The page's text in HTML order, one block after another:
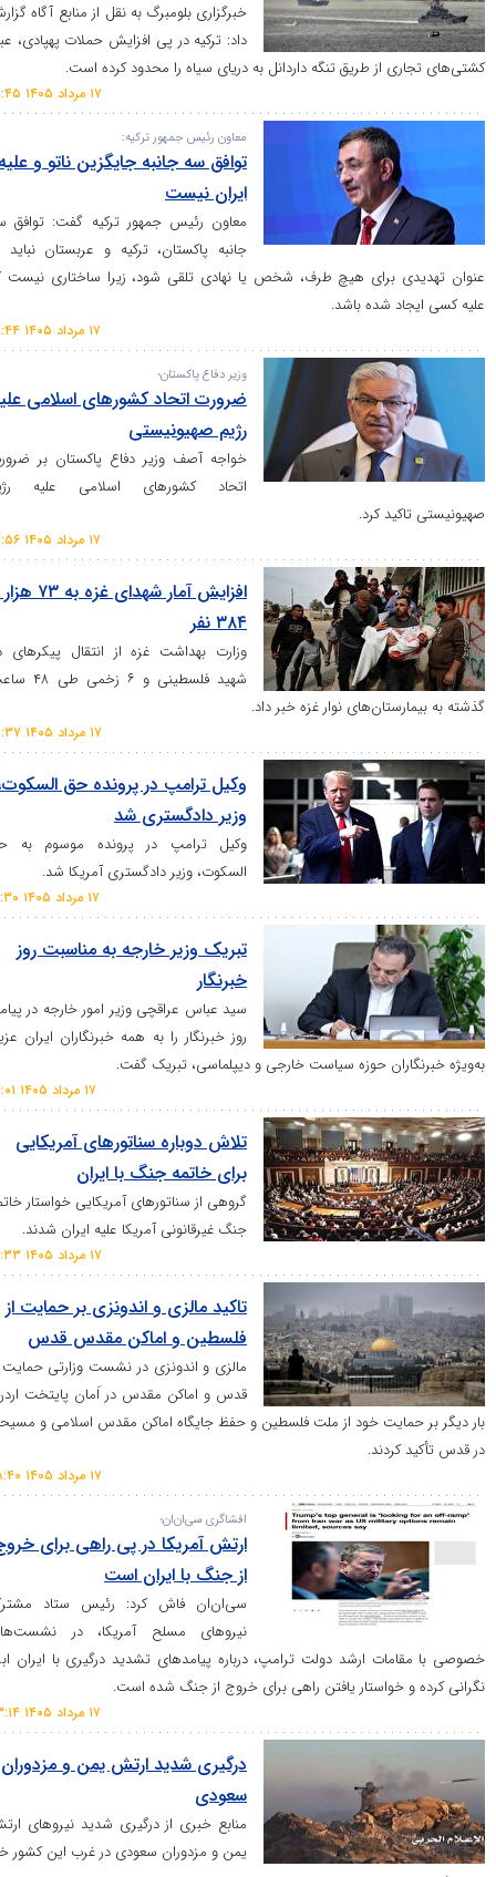
خبرگزاری بلومبرگ به نقل از منابع آگاه گزارش
داد: ترکیه در پی افزایش حملات پهپادی، عبور
طریق تنگه داردانل به دریای سیاه را محدود کرده است.
معاون رئیس جمهور ترکیه:
توافق سه جانبه جایگزین ناتو و علیه
ایران نیست
معاون رئیس جمهور ترکیه گفت: توافق سه
جانبه پاکستان، ترکیه و عربستان نباید به
برای هیچ طرف، شخص یا نهادی تلقی شود، زیرا ساختاری نیست که
شده باشد.
وزیر دفاع پاکستان؛
ضرورت اتحاد کشور‌های اسلامی علیه
رژیم صهیونیستی
خواجه آصف وزیر دفاع پاکستان بر ضرورت
اتحاد کشور‌های اسلامی علیه رژیم
کرد.
افزایش آمار شهدای غزه به ۷۳ هزار و
۳۸۴ نفر
وزارت بهداشت غزه از انتقال پیکر‌های دو
شهید فلسطینی و ۶ زخمی طی ۴۸ ساعت
نوار غزه خبر داد.
وکیل ترامپ در پرونده حق السکوت،
وزیر دادگستری شد
وکیل ترامپ در پرونده موسوم به حق
السکوت، وزیر دادگستری آمریکا شد.
تبریک وزیر خارجه به مناسبت روز
خبرنگار
سید عباس عراقچی وزیر امور خارجه در پیامی
روز خبرنگار را به همه خبرنگاران ایران عزیز،
حوزه سیاست خارجی و دیپلماسی، تبریک گفت.
تلاش دوباره سناتورهای آمریکایی
برای خاتمه جنگ با ایران
گروهی از سناتورهای آمریکایی خواستار خاتمه
جنگ غیرقانونی آمریکا علیه ایران شدند.
تاکید مالزی و اندونزی بر حمایت از
فلسطین و اماکن مقدس قدس
مالزی و اندونزی در نشست وزارتی حمایت از
قدس و اماکن مقدس در اَمان پایتخت اردن،
خود از ملت فلسطین و حفظ جایگاه اماکن مقدس اسلامی و مسیحی
افشاگری سی‌ان‌ان؛
ارتش آمریکا در پی راهی برای خروج
از جنگ با ایران است
سی‌ان‌ان فاش کرد: رئیس ستاد مشترک
نیرو‌های مسلح آمریکا، در نشست‌های
ارشد دولت ترامپ، درباره پیامد‌های تشدید درگیری با ایران ابراز
یافتن راهی برای خروج از جنگ شده است.
درگیری شدید ارتش یمن و مزدوران
سعودی
منابع خبری از درگیری شدید نیرو‌های ارتش
یمن و مزدوران سعودی در غرب این کشور خبر